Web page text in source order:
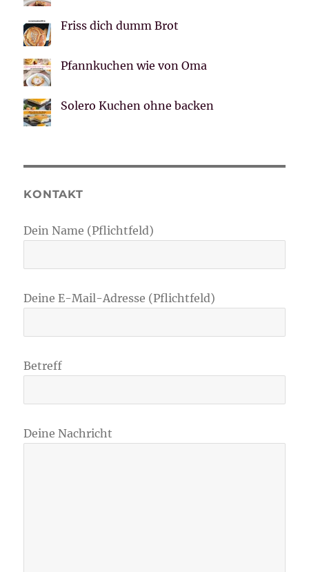
Friss dich dumm Brot
Pfannkuchen wie von Oma
Solero Kuchen ohne backen
KONTAKT
Dein Name (Pflichtfeld)
Deine E-Mail-Adresse (Pflichtfeld)
Betreff
Deine Nachricht